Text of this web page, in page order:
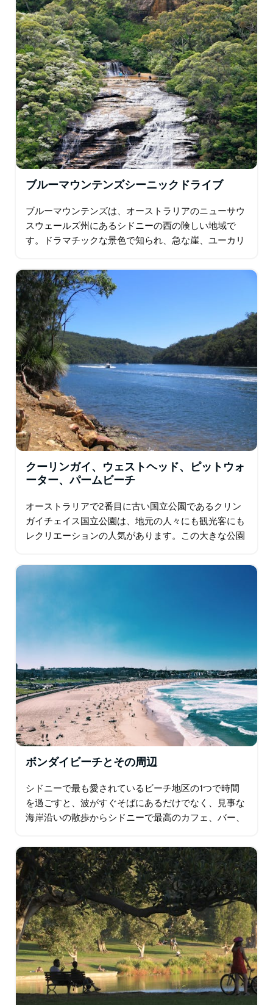
ポリ…
ブルーマウンテンズシーニックドライブ
ブルーマウンテンズは、オーストラリアのニューサウ
スウェールズ州にあるシドニーの西の険しい地域で
す。ドラマチックな景色で知られ、急な崖、ユーカリ
る村があります。この地域の主要な町であるカトゥー
ンバは…
クーリンガイ、ウェストヘッド、ピットウォ
ーター、パームビーチ
オーストラリアで2番目に古い国立公園であるクリン
ガイチェイス国立公園は、地元の人々にも観光客にも
レクリエーションの人気があります。この大きな公園
一体感を味わうことができます…
ボンダイビーチとその周辺
シドニーで最も愛されているビーチ地区の1つで時間
を過ごすと、波がすぐそばにあるだけでなく、見事な
海岸沿いの散歩からシドニーで最高のカフェ、バー、
できます…